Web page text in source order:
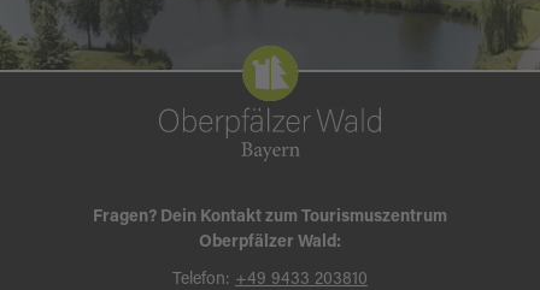
Fragen? Dein Kontakt zum Tourismuszentrum
Oberpfälzer Wald:
Telefon: +49 9433 203810